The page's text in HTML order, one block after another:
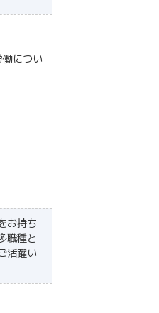
につい
お持ち
職種と
活躍い